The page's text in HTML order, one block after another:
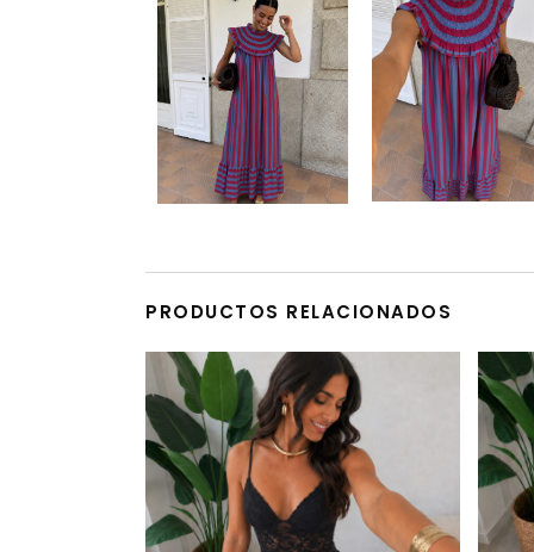
PRODUCTOS RELACIONADOS
Este producto tiene múltiples variantes. Las opciones se pueden elegir en la página de producto